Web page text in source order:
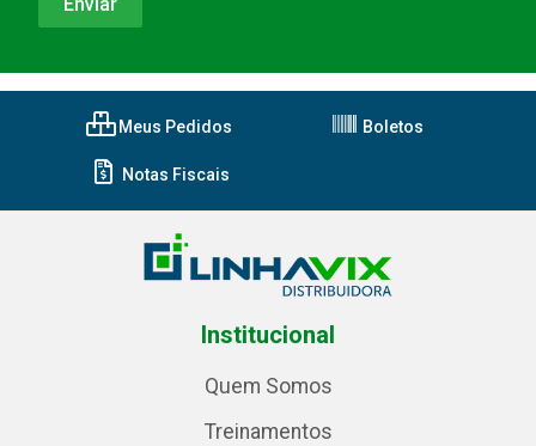
Meus Pedidos Boletos
Notas Fiscais
Institucional
Quem Somos
Treinamentos